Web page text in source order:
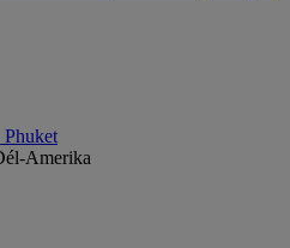
Phuket
Amerika